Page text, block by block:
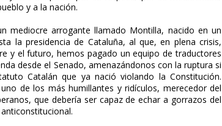
y a la nación.
mediocre arrogante llamado Montilla, nacido en un
la presidencia de Cataluña, al que, en plena crisis,
y el futuro, hemos pagado un equipo de traductores
desde el Senado, amenazándonos con la ruptura si
Catalán que ya nació violando la Constitución.
de los más humillantes y ridículos, merecedor del
que debería ser capaz de echar a gorrazos del